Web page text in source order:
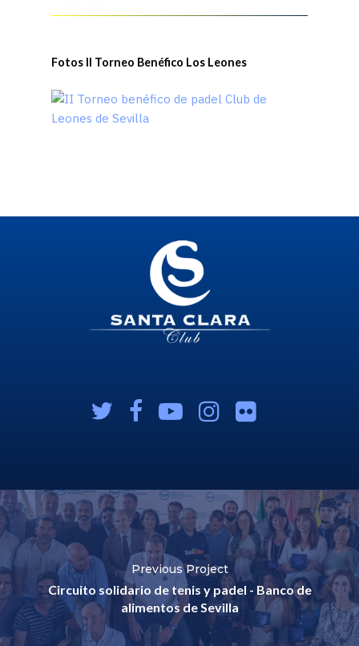
Fotos II Torneo Benéfico Los Leones
Previous Project
Circuito solidario de tenis y padel - Banco de
alimentos de Sevilla